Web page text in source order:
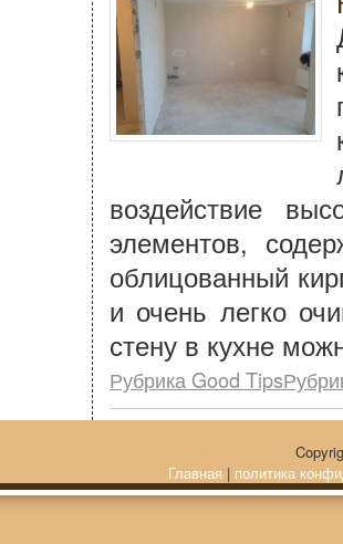
воздействие
элементов,
облицованный
и очень легко
стену в кухне
Рубрика Good
Главная | политика